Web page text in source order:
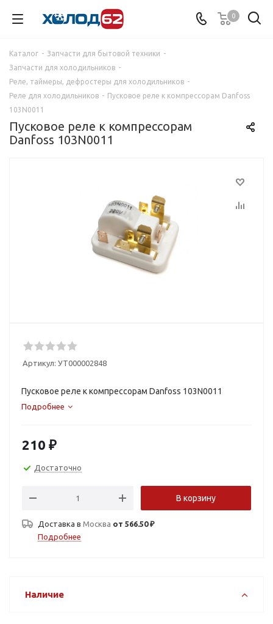
0
Каталог - Запчасти для бытовой техники -
Запчасти для холодильников -
Реле, таймеры, дефростеры для холодильников -
Реле для холодильников - Пусковое реле к компрессорам Danfoss
103N0011
Пусковое реле к компрессорам
Danfoss 103N0011
Артикул: УТ000002848
Пусковое реле к компрессорам Danfoss 103N0011
Подробнее
210 ₽
Достаточно
В корзину
Доставка в Москва от 566.50 ₽
Подробнее
Наличие